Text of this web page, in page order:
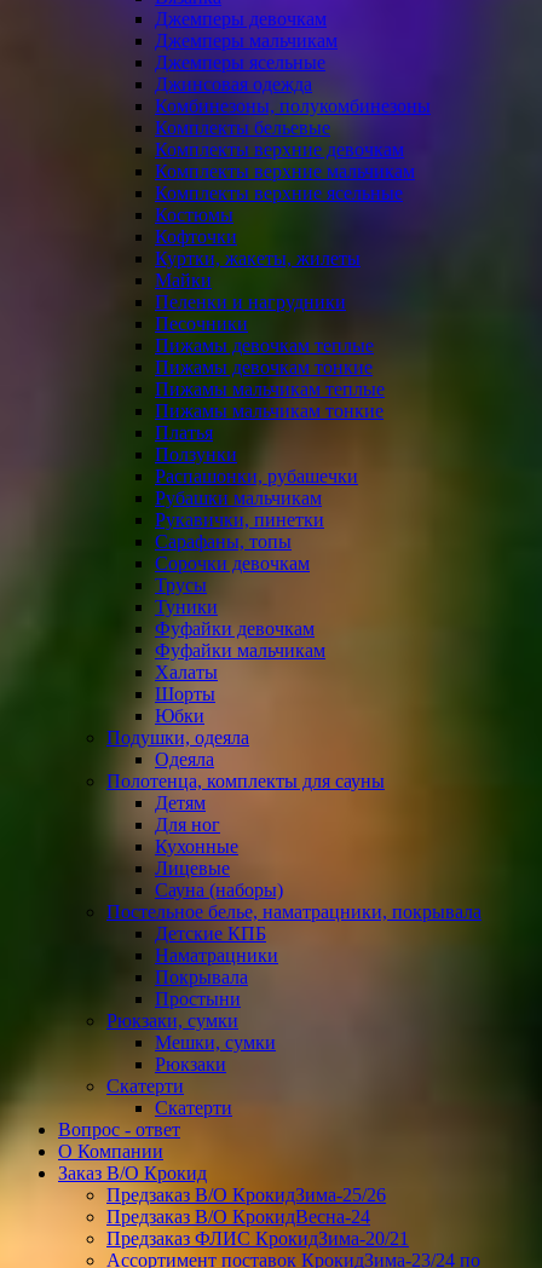
Джемперы девочкам
Джемперы мальчикам
Джемперы ясельные
Джинсовая одежда
Комбинезоны, полукомбинезоны
Комплекты бельевые
Комплекты верхние девочкам
Комплекты верхние мальчикам
Комплекты верхние ясельные
Костюмы
Кофточки
Куртки, жакеты, жилеты
Майки
Пеленки и нагрудники
Песочники
Пижамы девочкам теплые
Пижамы девочкам тонкие
Пижамы мальчикам теплые
Пижамы мальчикам тонкие
Платья
Ползунки
Распашонки, рубашечки
Рубашки мальчикам
Рукавички, пинетки
Сарафаны, топы
Сорочки девочкам
Трусы
Туники
Фуфайки девочкам
Фуфайки мальчикам
Халаты
Шорты
Юбки
Подушки, одеяла
Одеяла
Полотенца, комплекты для сауны
Детям
Для ног
Кухонные
Лицевые
Сауна (наборы)
Постельное белье, наматрацники, покрывала
Детские КПБ
Наматрацники
Покрывала
Простыни
Рюкзаки, сумки
Мешки, сумки
Рюкзаки
Скатерти
Скатерти
Вопрос - ответ
О Компании
Заказ В/О Крокид
Предзаказ В/О КрокидЗима-25/26
Предзаказ В/О КрокидВесна-24
Предзаказ ФЛИС КрокидЗима-20/21
Ассортимент поставок КрокидЗима-23/24 по